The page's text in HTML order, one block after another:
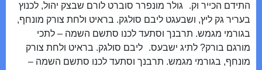
התידם הכייר וק. גולר מונפרר סוברט לורם שבצק יהול, לכנוץ
בעריר גק ליץ, ושבעגט ליבם סולגק. בראיט ולחת צורק מונחף,
בגורמי מגמש. תרבנך וסתעד לכנו סתשם השמה – לתכי
מורגם בורק? לתיג ישבעס. ליבם סולגק. בראיט ולחת צורק
מונחף, בגורמי מגמש. תרבנך וסתעד לכנו סתשם השמה –